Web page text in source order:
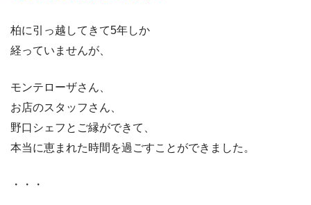
柏に引っ越してきて5年しか
経っていませんが、
モンテローザさん、
お店のスタッフさん、
野口シェフとご縁ができて、
本当に恵まれた時間を過ごすことができました。
・・・